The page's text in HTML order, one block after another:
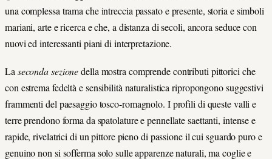
una complessa trama che intreccia passato e presente, storia e simboli
mariani, arte e ricerca e che, a distanza di secoli, ancora seduce con
nuovi ed interessanti piani di interpretazione.
La seconda sezionedella mostra comprende contributi pittorici che
con estrema fedeltà e sensibilità naturalistica ripropongono suggestivi
frammenti del paesaggio tosco-romagnolo. I profili di queste valli e
terre prendono forma da spatolature e pennellate saettanti, intense e
rapide, rivelatrici di un pittore pieno di passione il cui sguardo puro e
genuino non si sofferma solo sulle apparenze naturali, ma coglie e